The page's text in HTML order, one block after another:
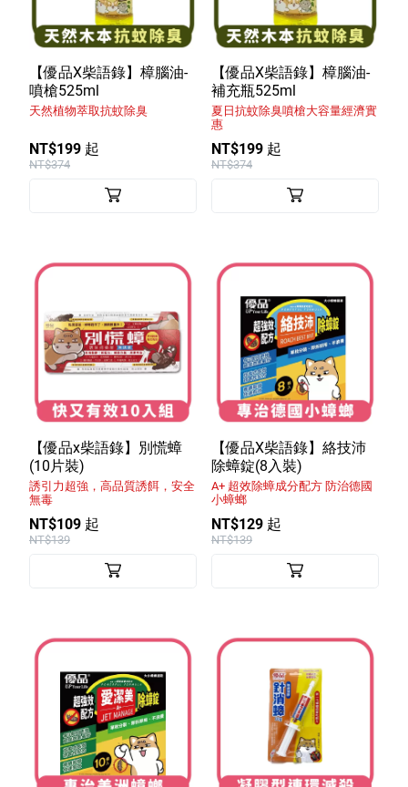
【優品X柴語錄】樟腦油-
噴槍525ml
天然植物萃取抗蚊除臭
NT$199 起
NT$374
【優品X柴語錄】樟腦油-
補充瓶525ml
夏日抗蚊除臭噴槍大容量經濟實
惠
NT$199 起
NT$374
【優品x柴語錄】別慌蟑
(10片裝)
誘引力超強，高品質誘餌，安全
無毒
NT$109 起
NT$139
【優品X柴語錄】絡技沛
除蟑錠(8入裝)
A+ 超效除蟑成分配方 防治德國
小蟑螂
NT$129 起
NT$139